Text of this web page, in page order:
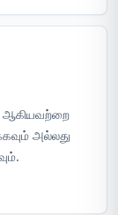
ஆகியவற்றை
அல்லது